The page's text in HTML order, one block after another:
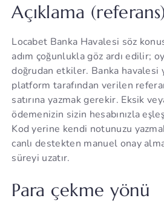
Açıklama
Locabet Banka Havalesi söz
adım çoğunlukla göz ardı edilir;
doğrudan etkiler. Banka havalesi
platform tarafından verilen
satırına yazmak gerekir. Eksik
ödemenizin sizin hesabınızla
Kod yerine kendi notunuzu
canlı destekten manuel onay
süreyi uzatır.
Para çekme yönü